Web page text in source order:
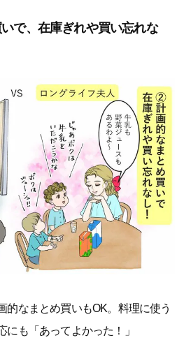
で、在庫ぎれや買い忘れな
的なまとめ買いもOK。料理に使う
にも「あってよかった！」